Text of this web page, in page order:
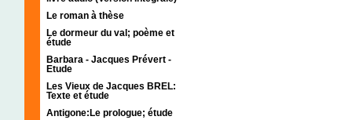
Le roman à thèse
Le dormeur du val; poème et
étude
Barbara - Jacques Prévert -
Etude
Les Vieux de Jacques BREL:
Texte et étude
Antigone:Le prologue; étude